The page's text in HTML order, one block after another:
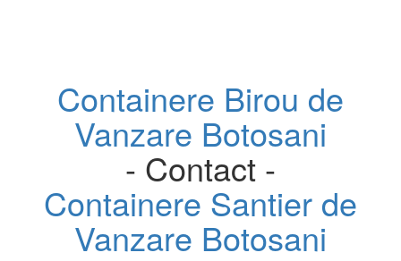
Containere Birou de
Vanzare Botosani
- Contact -
Containere Santier de
Vanzare Botosani